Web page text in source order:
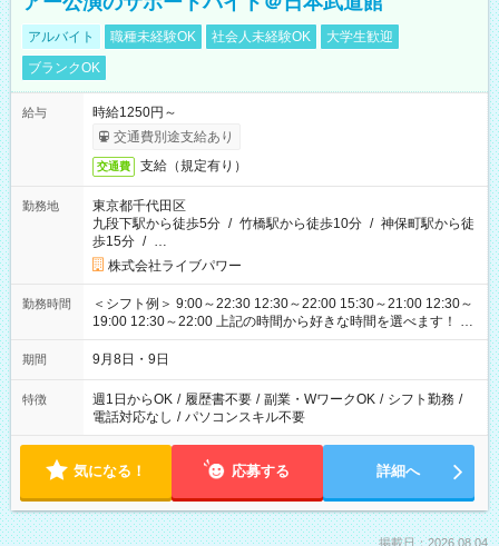
アルバイト 職種未経験OK 社会人未経験OK
大学生歓迎
ブランクOK
給与
時給1250円～
交通費別途支給あり
交通費 支給（規定有り）
勤務地
東京都千代田区
九段下駅から徒歩5分 / 竹橋駅から徒歩10分 / 神保町駅から徒
歩15分 / …
株式会社ライブパワー
勤務時間
＜シフト例＞ 9:00～22:30 12:30～22:00 15:30～21:00 12:30～
19:00 12:30～22:00 上記の時間から好きな時間を選べます！ ※
時間は変更となる可能性があります
期間 9月8日・9日
特徴 週1日からOK / 履歴書不要 / 副業・WワークOK / シフト勤務 /
電話対応なし / パソコンスキル不要
気になる！ 応募する 詳細へ
掲載日：2026.08.04